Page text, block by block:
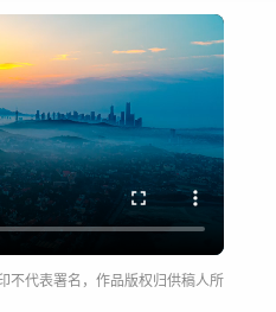
不代表署名，作品版权归供稿人所